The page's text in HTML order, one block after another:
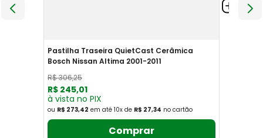
Pastilha Traseira QuietCast Cerâmica
Bosch Nissan Altima 2001-2011
R$306,25
R$ 245,01
à vista no PIX
ou R$ 273,42 em até 10x de R$ 27,34 no cartão
Comprar